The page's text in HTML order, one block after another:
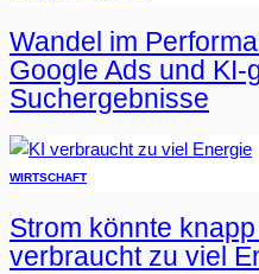
Wandel im
Google Ads und KI-
Suchergebnisse
WIRTSCHAFT
Strom könnte
verbraucht zu viel